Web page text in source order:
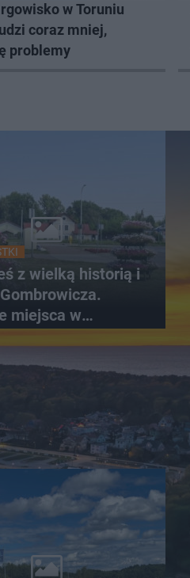
w Toruniu
coraz mniej,
problemy
z wielką historią i
miejsca w